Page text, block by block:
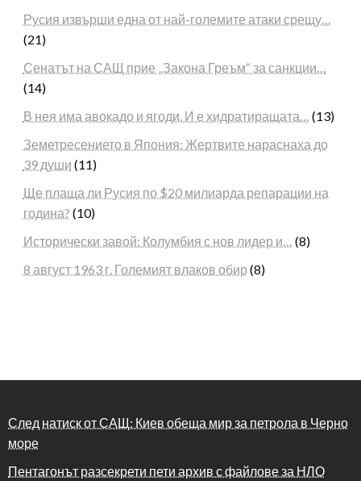
Русия извърши една от най-големите атаки срещу…
(21)
Сенатът на САЩ прие „Закона Греъм“ за санкции…
(14)
В нея има авокадо и ягоди. И е хидратиращата… (13)
Земетресението в Япония: Жертвите нараснаха до
39 души (11)
Ще плаща ли Русия по $20 милиарда репарации на
година? (10)
Исторически завой: Колумбия с нов лидер и… (8)
8 август 1963 г. Големият влаков обир (8)
След натиск от САЩ: Киев обеща мир за петрола в Черно
море
Пентагонът разсекрети пети архив с файлове за НЛО